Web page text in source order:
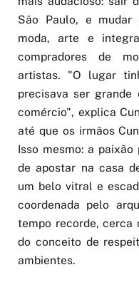
mais audacioso: sair
São Paulo, e mudar
moda, arte e
compradores de
artistas. "O lugar
precisava ser
comércio", explica
até que os irmãos
Isso mesmo: a
de apostar na casa
um belo vitral e
coordenada pelo
tempo recorde, cerca
do conceito de
ambientes.